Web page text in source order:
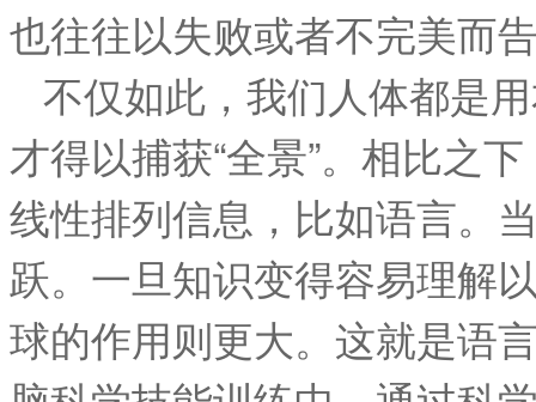
也往往以失败或者不完美而
不仅如此，我们人体都是
才得以捕获“全景”。相比之
线性排列信息，比如语言。
跃。一旦知识变得容易理解
球的作用则更大。这就是语